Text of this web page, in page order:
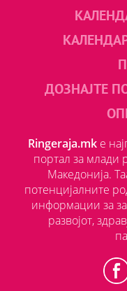
ДОЗНАЈТЕ
Ringeraja.mk е
портал за
Македонија.
потенцијалните
информации за
развојот,